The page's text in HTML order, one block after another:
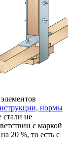
нормы
стали не
с маркой
20 %, то есть с